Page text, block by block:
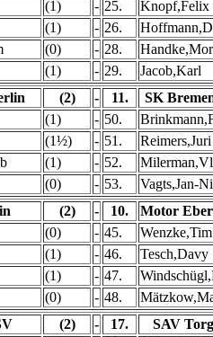
(1) - 25.
Knopf,Felix
(1) - 26.
(0) - 28.
(1) - 29.
Jacob,Karl
(2) - 11.
SK
(1) - 50.
(1½) - 51.
Reimers,Juri
(1) - 52.
(0) - 53.
Vagts,Jan-
(2) - 10.
Motor
(0) - 45.
Wenzke,Tim
(1) - 46.
Tesch,Davy
(1) - 47.
(0) - 48.
(2) - 17.
SAV